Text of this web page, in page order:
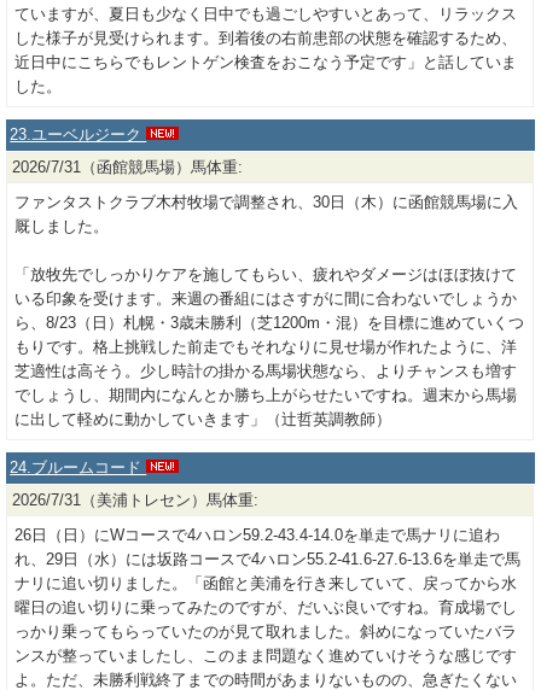
ていますが、夏日も少なく日中でも過ごしやすいとあって、リラックス
した様子が見受けられます。到着後の右前患部の状態を確認するため、
近日中にこちらでもレントゲン検査をおこなう予定です」と話していま
した。
23.ユーベルジーク
2026/7/31（函館競馬場）馬体重:
ファンタストクラブ木村牧場で調整され、30日（木）に函館競馬場に入
厩しました。
「放牧先でしっかりケアを施してもらい、疲れやダメージはほぼ抜けて
いる印象を受けます。来週の番組にはさすがに間に合わないでしょうか
ら、8/23（日）札幌・3歳未勝利（芝1200m・混）を目標に進めていくつ
もりです。格上挑戦した前走でもそれなりに見せ場が作れたように、洋
芝適性は高そう。少し時計の掛かる馬場状態なら、よりチャンスも増す
でしょうし、期間内になんとか勝ち上がらせたいですね。週末から馬場
に出して軽めに動かしていきます」（辻哲英調教師）
24.ブルームコード
2026/7/31（美浦トレセン）馬体重:
26日（日）にWコースで4ハロン59.2-43.4-14.0を単走で馬ナリに追わ
れ、29日（水）には坂路コースで4ハロン55.2-41.6-27.6-13.6を単走で馬
ナリに追い切りました。「函館と美浦を行き来していて、戻ってから水
曜日の追い切りに乗ってみたのですが、だいぶ良いですね。育成場でし
っかり乗ってもらっていたのが見て取れました。斜めになっていたバラ
ンスが整っていましたし、このまま問題なく進めていけそうな感じです
よ。ただ、未勝利戦終了までの時間があまりないものの、急ぎたくない